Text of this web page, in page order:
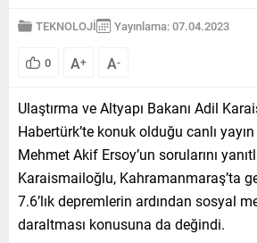
TEKNOLOJİ Yayınlama: 07.04.2023
0 A+ A-
Ulaştırma ve Altyapı Bakanı Adil
Habertürk’te konuk olduğu canlı
Mehmet Akif Ersoy’un sorularını
Karaismailoğlu, Kahramanmaraş’ta
7.6’lık depremlerin ardından sosyal
daraltması konusuna da değindi.